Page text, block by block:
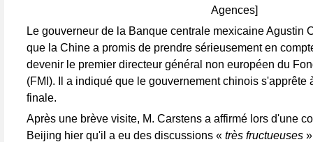
Agences]
Le gouverneur de la Banque centrale mexicaine Agustin
que la Chine a promis de prendre sérieusement en
devenir le premier directeur général non européen du
(FMI). Il a indiqué que le gouvernement chinois s'apprête
finale.
Après une brève visite, M. Carstens a affirmé lors d'une
Beijing hier qu'il a eu des discussions « très fructueuses